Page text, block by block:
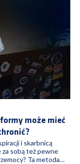
może mieć
i skarbnicą
sobą też pewne
Ta metoda